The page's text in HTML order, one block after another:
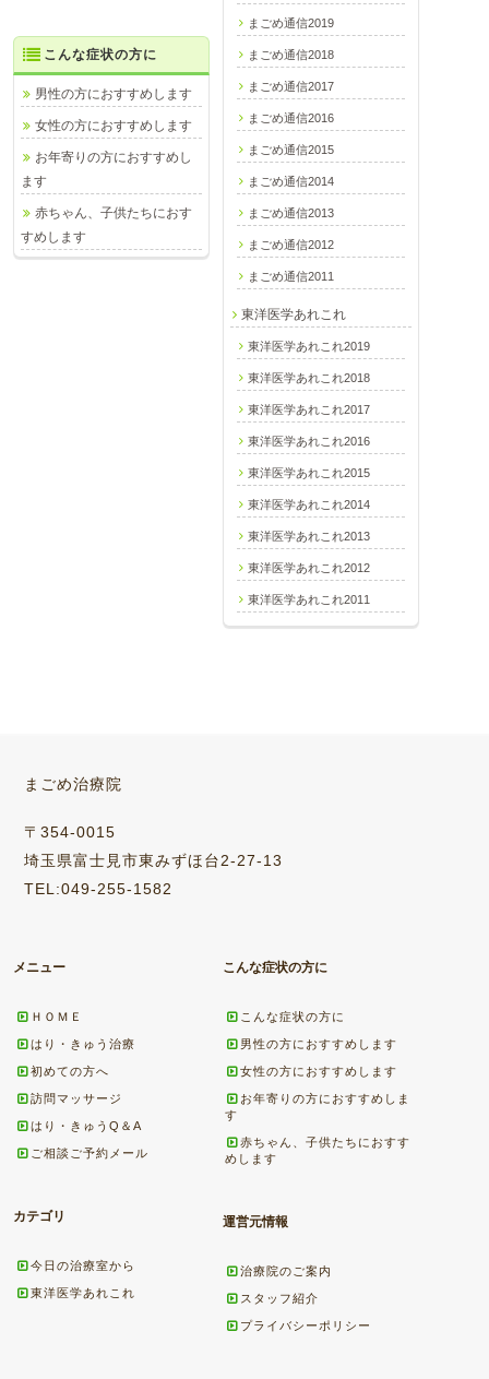
まごめ通信2019
まごめ通信2018
まごめ通信2017
まごめ通信2016
まごめ通信2015
まごめ通信2014
まごめ通信2013
まごめ通信2012
まごめ通信2011
東洋医学あれこれ
東洋医学あれこれ2019
東洋医学あれこれ2018
東洋医学あれこれ2017
東洋医学あれこれ2016
東洋医学あれこれ2015
東洋医学あれこれ2014
東洋医学あれこれ2013
東洋医学あれこれ2012
東洋医学あれこれ2011
こんな症状の方に
男性の方におすすめします
女性の方におすすめします
お年寄りの方におすすめし
ます
赤ちゃん、子供たちにおす
すめします
まごめ治療院
〒354-0015
埼玉県富士見市東みずほ台2-27-13
TEL:049-255-1582
メニュー
ＨＯＭＥ
はり・きゅう治療
初めての方へ
訪問マッサージ
はり・きゅうQ＆A
ご相談ご予約メール
こんな症状の方に
こんな症状の方に
男性の方におすすめします
女性の方におすすめします
お年寄りの方におすすめしま
す
赤ちゃん、子供たちにおすす
めします
カテゴリ
今日の治療室から
東洋医学あれこれ
運営元情報
治療院のご案内
スタッフ紹介
プライバシーポリシー